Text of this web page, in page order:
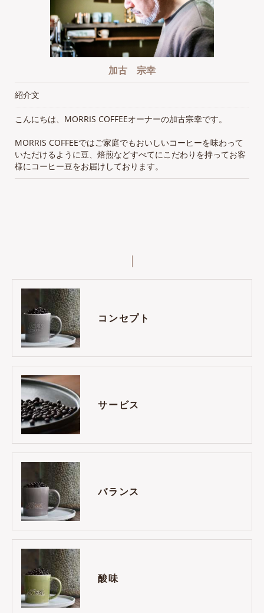
加古 宗幸
紹介文
こんにちは、MORRIS COFFEEオーナーの加古宗幸です。
MORRIS COFFEEではご家庭でもおいしいコーヒーを味わって
いただけるように豆、焙煎などすべてにこだわりを持ってお客
様にコーヒー豆をお届けしております。
コンセプト
サービス
バランス
酸味